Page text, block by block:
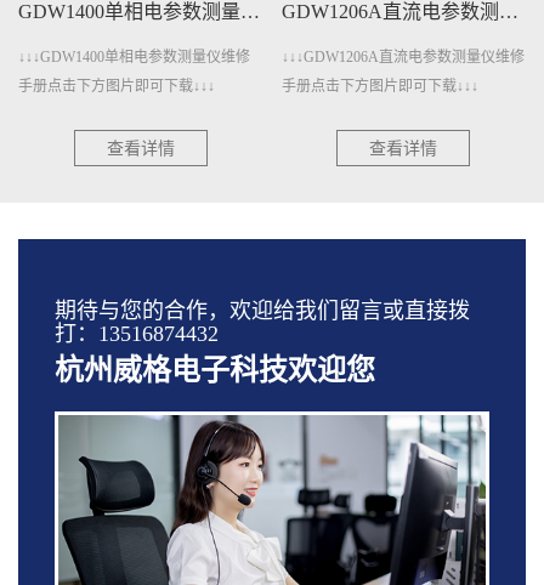
GDW1206A直流电参数测量仪维修手册下载
↓↓↓GDW1206A直流电参数测量仪维修
手册点击下方图片即可下载↓↓↓
查看详情
GDW401A变压器测量仪维修手册下载
↓↓↓GDW401A变压器测量仪维修手册
点击下方图片即可下载↓↓↓
查看详情
期待与您的合作，欢迎给我们留言或直接拨
打：13516874432
杭州威格电子科技欢迎您